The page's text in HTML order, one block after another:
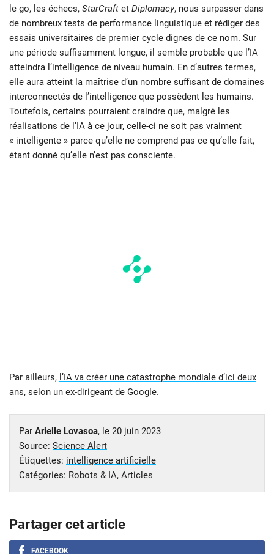
le go, les échecs, StarCraft et Diplomacy, nous surpasser dans
de nombreux tests de performance linguistique et rédiger des
essais universitaires de premier cycle dignes de ce nom. Sur
une période suffisamment longue, il semble probable que l’IA
atteindra l’intelligence de niveau humain. En d’autres termes,
elle aura atteint la maîtrise d’un nombre suffisant de domaines
interconnectés de l’intelligence que possèdent les humains.
Toutefois, certains pourraient craindre que, malgré les
réalisations de l’IA à ce jour, celle-ci ne soit pas vraiment
« intelligente » parce qu’elle ne comprend pas ce qu’elle fait,
étant donné qu’elle n’est pas consciente.
Par ailleurs, l’IA va créer une catastrophe mondiale d’ici deux
ans, selon un ex-dirigeant de Google.
Par Arielle Lovasoa, le 20 juin 2023
Source: Science Alert
Étiquettes: intelligence artificielle
Catégories: Robots & IA, Articles
Partager cet article
FACEBOOK